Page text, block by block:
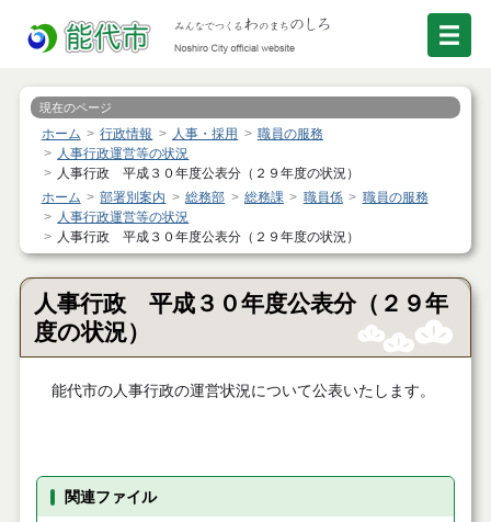
現在のページ
ホーム 行政情報 人事・採用
職員の服務
人事行政運営等の状況
人事行政 平成３０年度公表分（２９年度の状況）
ホーム
部署別案内 総務部 総務課 職員係
職員の服務
人事行政運営等の状況
人事行政 平成３０年度公表分（２９年度の状況）
人事行政 平成３０年度公表分（２９年
度の状況）
能代市の人事行政の運営状況について公表いたします。
関連ファイル